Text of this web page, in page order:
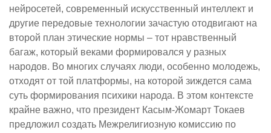
нейросетей, современный искусственный интеллект и
другие передовые технологии зачастую отодвигают на
второй план этические нормы – тот нравственный
багаж, который веками формировался у разных
народов. Во многих случаях люди, особенно молодежь,
отходят от той платформы, на которой зиждется сама
суть формирования психики народа. В этом контексте
крайне важно, что президент Касым-Жомарт Токаев
предложил создать Межрелигиозную комиссию по